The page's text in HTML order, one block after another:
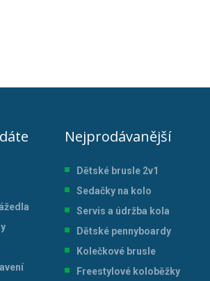
Nejprodávanější
Dětské brusle 2v1
Sedačky na kolo
Servis a údržba kola
Dětské pennyboardy
Kolečkové brusle
Freestylové koloběžky